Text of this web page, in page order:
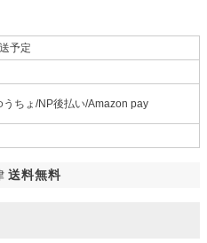
予定
うちょ/NP後払い/Amazon pay
送料無料